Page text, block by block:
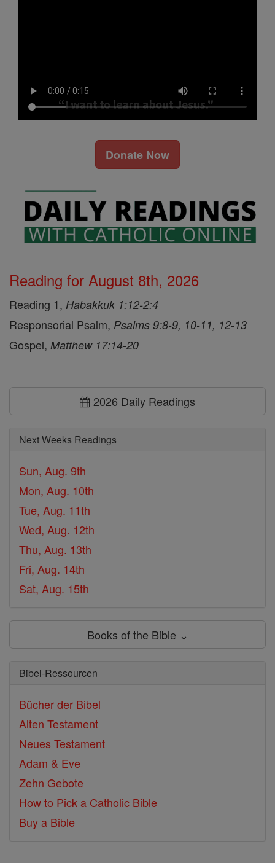
Donate Now
Reading for August 8th, 2026
Reading 1, Habakkuk 1:12-2:4
Responsorial Psalm, Psalms 9:8-9, 10-11, 12-13
Gospel, Matthew 17:14-20
2026 Daily Readings
Next Weeks Readings
Sun, Aug. 9th
Mon, Aug. 10th
Tue, Aug. 11th
Wed, Aug. 12th
Thu, Aug. 13th
Fri, Aug. 14th
Sat, Aug. 15th
Books of the Bible ⌄
Bibel-Ressourcen
Bücher der Bibel
Alten Testament
Neues Testament
Adam & Eve
Zehn Gebote
How to Pick a Catholic Bible
Buy a Bible